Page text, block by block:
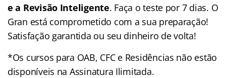
e a Revisão Inteligente. Faça o teste por 7 dias. O
Gran está comprometido com a sua preparação!
Satisfação garantida ou seu dinheiro de volta!
*Os cursos para OAB, CFC e Residências não estão
disponíveis na Assinatura Ilimitada.